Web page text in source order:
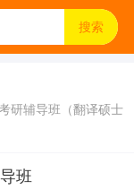
研辅导班（翻译硕士
班